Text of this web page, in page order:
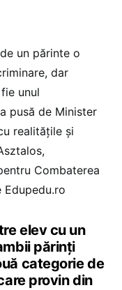
un părinte o
dar
unul
pusă de Minister
realitățile și
Combaterea
elev cu un
părinți
categorie de
provin din